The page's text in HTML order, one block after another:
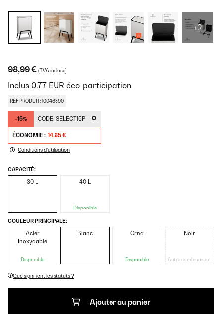
+2
98,99 € (TVA incluse)
Inclus 0.77 EUR éco-participation
RÉF PRODUIT: 10046390
-15% CODE: SELECT15P
ÉCONOMIE : 14,85 €
Conditions d'utilisation
CAPACITÉ:
30 L 40 L
Disponible
COULEUR PRINCIPALE:
Acier
Inoxydable
Disponible
Blanc Crna
Disponible
Noir
Autre combinaison
Que signifient les statuts ?
Ajouter au panier